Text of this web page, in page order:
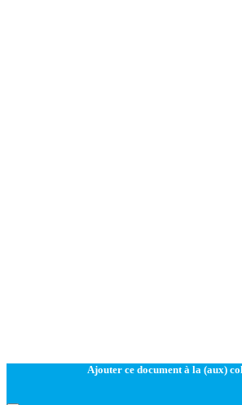
Ajouter ce document à la (aux)